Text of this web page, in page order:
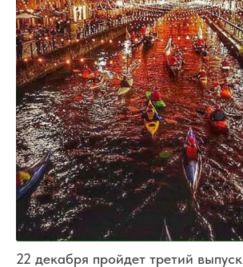
22 декабря пройдет третий выпуск